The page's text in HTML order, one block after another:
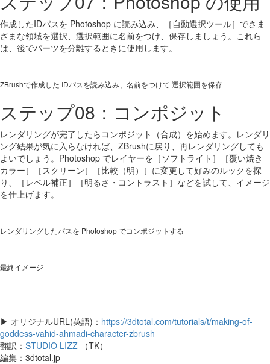
作成したIDパスを Photoshop に読み込み、［自動選択ツール］でさま
ざまな領域を選択、選択範囲に名前をつけ、保存しましょう。これら
は、後でパーツを分離するときに使用します。
ZBrushで作成した IDパスを読み込み、名前をつけて 選択範囲を保存
ステップ08：コンポジット
レンダリングが完了したらコンポジット（合成）を始めます。レンダリ
ング結果が気に入らなければ、ZBrushに戻り、再レンダリングしても
よいでしょう。Photoshop でレイヤーを［ソフトライト］［覆い焼き
カラー］［スクリーン］［比較（明）］に変更して好みのルックを探
り、［レベル補正］［明るさ・コントラスト］などを試して、イメージ
を仕上げます。
レンダリングしたパスを Photoshop でコンポジットする
最終イメージ
▶ オリジナルURL(英語)： https://3dtotal.com/tutorials/t/making-of-
goddess-vahid-ahmadi-character-zbrush
翻訳： STUDIO LIZZ （TK）
編集：3dtotal.jp